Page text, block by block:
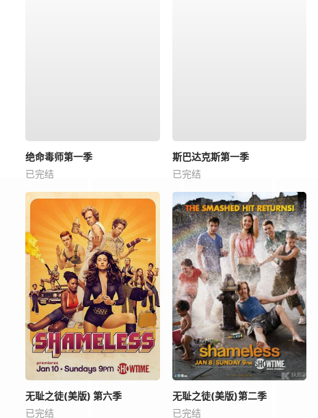
绝命毒师第一季
已完结
斯巴达克斯第一季
已完结
无耻之徒(美版) 第六季
已完结
无耻之徒(美版)第二季
已完结